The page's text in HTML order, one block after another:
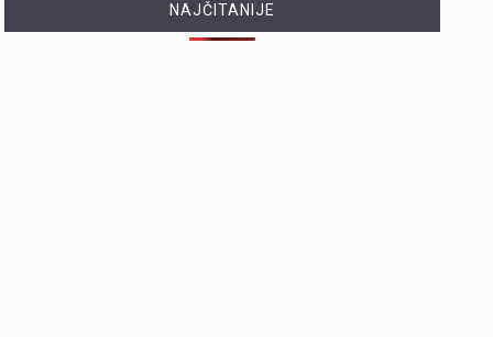
NAJČITANIJE